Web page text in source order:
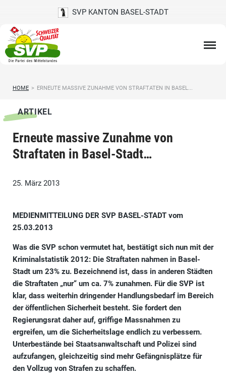
SVP KANTON BASEL-STADT
HOME > ERNEUTE MASSIVE ZUNAHME VON STRAFTATEN IN BASEL...
ARTIKEL
Erneute massive Zunahme von
Straftaten in Basel-Stadt…
25. März 2013
MEDIENMITTEILUNG DER SVP BASEL-STADT vom
25.03.2013
Was die SVP schon vermutet hat, bestätigt sich nun mit der
Kriminalstatistik 2012: Die Straftaten nahmen in Basel-
Stadt um 23% zu. Bezeichnend ist, dass in anderen Städten
die Straftaten „nur“ um ca. 7% zunahmen. Für die SVP ist
klar, dass weiterhin dringender Handlungsbedarf im Bereich
der öffentlichen Sicherheit besteht. Sie fordert den
Regierungsrat daher auf, griffige Massnahmen zu
ergreifen, um die Sicherheitslage endlich zu verbessern.
Unterbestände bei Staatsanwaltschaft und Polizei sind
aufzufangen, gleichzeitig sind mehr Gefängnisplätze für
den Vollzug von Strafen zu schaffen.